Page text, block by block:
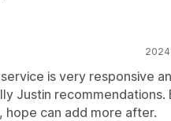
2024
is very responsive
Justin recommendations.
hope can add more after.